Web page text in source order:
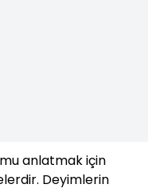
anlatmak için
Deyimlerin